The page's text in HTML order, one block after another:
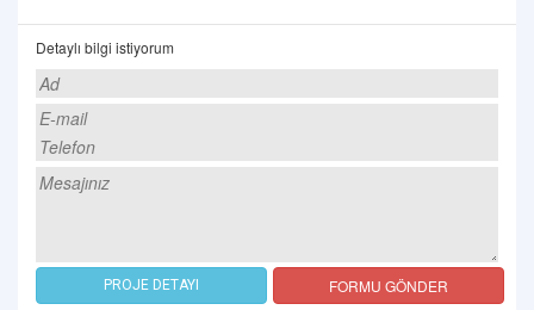
Detaylı bilgi istiyorum
PROJE DETAYI FORMU GÖNDER